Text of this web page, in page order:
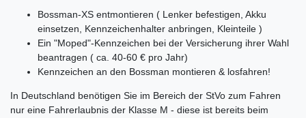
Bossman-XS entmontieren ( Lenker befestigen, Akku
einsetzen, Kennzeichenhalter anbringen, Kleinteile )
Ein "Moped"-Kennzeichen bei der Versicherung ihrer Wahl
beantragen ( ca. 40-60 € pro Jahr)
Kennzeichen an den Bossman montieren & losfahren!
In Deutschland benötigen Sie im Bereich der StVo zum Fahren
nur eine Fahrerlaubnis der Klasse M - diese ist bereits beim